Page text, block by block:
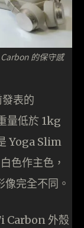
的保守感
表的
量低於 1kg
Yoga Slim
色作主色，
完全不同。
Carbon 外殼